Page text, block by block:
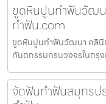
ขูดหินปูนทำฟันวัฒ
ทำฟัน.com
ขูดหินปูนทำฟันวัฒนา คลินิ
ทันตกรรมครบวงจรในกรุ
จัดฟันทำฟันสมุทรป